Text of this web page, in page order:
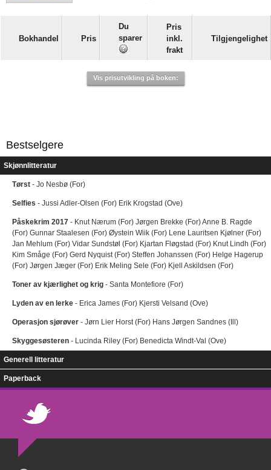
Bokhandel Pris
Du
sparer
Pris
inkl.
frakt
Tilgjengelighet
Vis prisutvikling på boken:
Bestselgere
Skjønnlitteratur
Tørst - Jo Nesbø (For)
Selfies - Jussi Adler-Olsen (For) Erik Krogstad (Ove)
Påskekrim 2017 - Knut Nærum (For) Jørgen Brekke (For) Anne B. Ragde
(For) Gunnar Staalesen (For) Øystein Wiik (For) Lene Lauritsen Kjølner (For)
Jan Mehlum (For) Vidar Sundstøl (For) Kjartan Fløgstad (For) Knut Lindh (For)
Kim Småge (For) Gerd Nyquist (For) Steffen Johanssen (For) Helge Hagerup
(For) Jørgen Jæger (For) Erik Meling Sele (For) Kjell Askildsen (For)
Toner av kjærlighet og krig - Santa Montefiore (For)
Lyden av en lerke - Erica James (For) Kjersti Velsand (Ove)
Operasjon sjørøver - Jørn Lier Horst (For) Hans Jørgen Sandnes (Ill)
Skyggesøsteren - Lucinda Riley (For) Benedicta Windt-Val (Ove)
Generell litteratur
Paperback